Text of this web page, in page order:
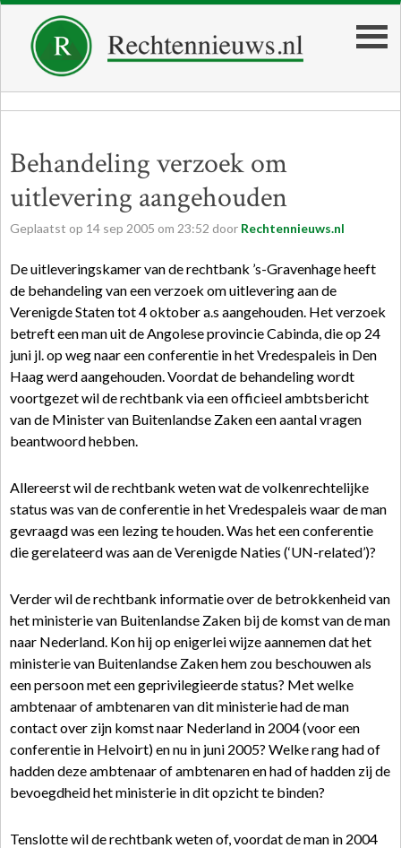
Behandeling verzoek om
uitlevering aangehouden
Geplaatst op 14 sep 2005 om 23:52 door Rechtennieuws.nl
De uitleveringskamer van de rechtbank ’s-Gravenhage heeft
de behandeling van een verzoek om uitlevering aan de
Verenigde Staten tot 4 oktober a.s aangehouden. Het verzoek
betreft een man uit de Angolese provincie Cabinda, die op 24
juni jl. op weg naar een conferentie in het Vredespaleis in Den
Haag werd aangehouden. Voordat de behandeling wordt
voortgezet wil de rechtbank via een officieel ambtsbericht
van de Minister van Buitenlandse Zaken een aantal vragen
beantwoord hebben.
Allereerst wil de rechtbank weten wat de volkenrechtelijke
status was van de conferentie in het Vredespaleis waar de man
gevraagd was een lezing te houden. Was het een conferentie
die gerelateerd was aan de Verenigde Naties (‘UN-related’)?
Verder wil de rechtbank informatie over de betrokkenheid van
het ministerie van Buitenlandse Zaken bij de komst van de man
naar Nederland. Kon hij op enigerlei wijze aannemen dat het
ministerie van Buitenlandse Zaken hem zou beschouwen als
een persoon met een geprivilegieerde status? Met welke
ambtenaar of ambtenaren van dit ministerie had de man
contact over zijn komst naar Nederland in 2004 (voor een
conferentie in Helvoirt) en nu in juni 2005? Welke rang had of
hadden deze ambtenaar of ambtenaren en had of hadden zij de
bevoegdheid het ministerie in dit opzicht te binden?
Tenslotte wil de rechtbank weten of, voordat de man in 2004